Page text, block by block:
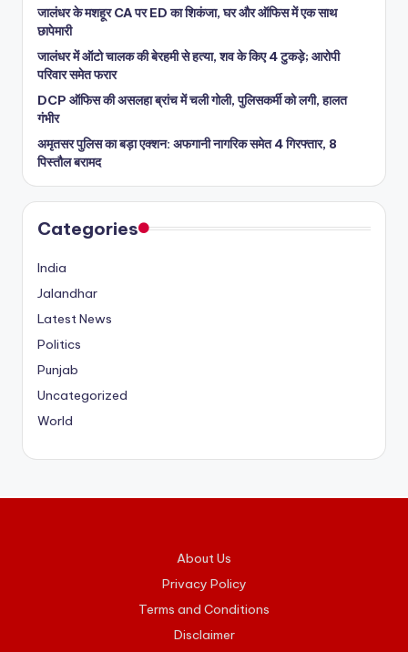
जालंधर के मशहूर CA पर ED का शिकंजा, घर और ऑफिस में एक साथ
छापेमारी
जालंधर में ऑटो चालक की बेरहमी से हत्या, शव के किए 4 टुकड़े; आरोपी
परिवार समेत फरार
DCP ऑफिस की असलहा ब्रांच में चली गोली, पुलिसकर्मी को लगी, हालत
गंभीर
अमृतसर पुलिस का बड़ा एक्शन: अफगानी नागरिक समेत 4 गिरफ्तार, 8
पिस्तौल बरामद
Categories
India
Jalandhar
Latest News
Politics
Punjab
Uncategorized
World
About Us
Privacy Policy
Terms and Conditions
Disclaimer